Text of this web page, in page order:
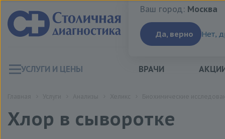
Ваш город:Москва
Ваш город: Москва
Да, верно Нет,
УСЛУГИ И ЦЕНЫ ВРАЧИ
Хлор в сыворотке